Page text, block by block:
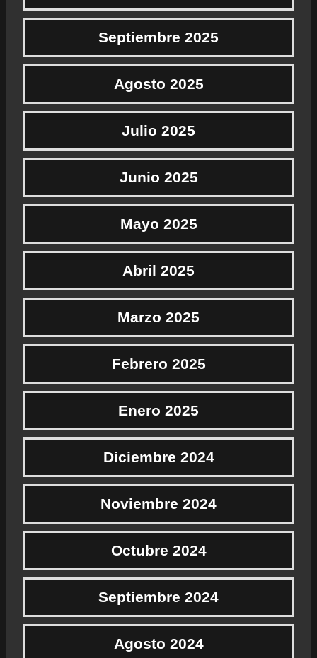
Septiembre 2025
Agosto 2025
Julio 2025
Junio 2025
Mayo 2025
Abril 2025
Marzo 2025
Febrero 2025
Enero 2025
Diciembre 2024
Noviembre 2024
Octubre 2024
Septiembre 2024
Agosto 2024